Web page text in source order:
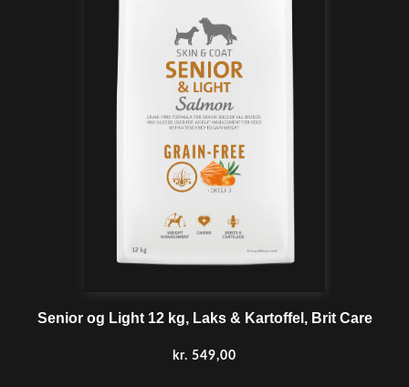
Senior og Light 12 kg, Laks & Kartoffel, Brit Care
kr. 549,00